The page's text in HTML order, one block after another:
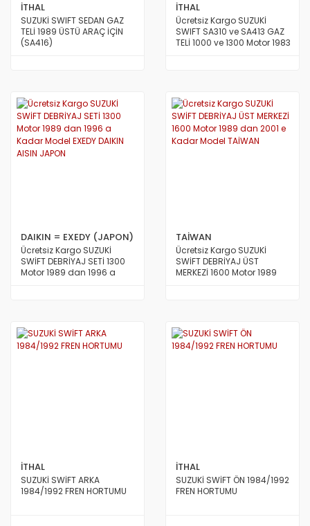
İTHAL
SUZUKİ SWIFT SEDAN GAZ
TELİ 1989 ÜSTÜ ARAÇ İÇİN
(SA416)
İTHAL
Ücretsiz Kargo SUZUKİ
SWIFT SA310 ve SA413 GAZ
TELİ 1000 ve 1300 Motor 1983
DAIKIN = EXEDY (JAPON)
Ücretsiz Kargo SUZUKİ
SWİFT DEBRİYAJ SETİ 1300
Motor 1989 dan 1996 a
TAİWAN
Ücretsiz Kargo SUZUKİ
SWİFT DEBRİYAJ ÜST
MERKEZİ 1600 Motor 1989
İTHAL
SUZUKİ SWİFT ARKA
1984/1992 FREN HORTUMU
İTHAL
SUZUKİ SWİFT ÖN 1984/1992
FREN HORTUMU